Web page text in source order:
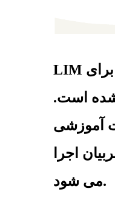
LIM توسط معلمان ، برای
شده است.
آموزشی
اجرا
می شود.